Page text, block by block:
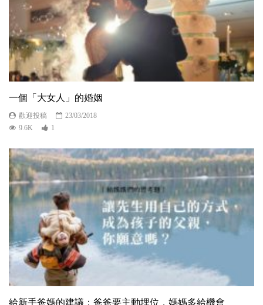
一個「大女人」的婚姻
歡迎投稿
23/03/2018
9.6K
1
給新手爸媽的建議：爸爸要主動埋位，媽媽多給機會